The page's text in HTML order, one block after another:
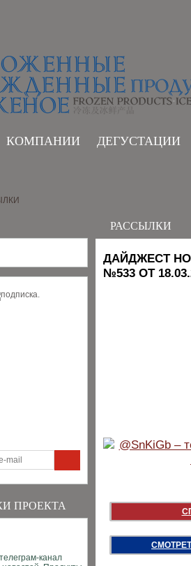
КОМПАНИИ ДЕГУСТАЦИИ
ПРОЕКТА
РАССЫЛКИ
ДАЙДЖЕСТ
№533 ОТ